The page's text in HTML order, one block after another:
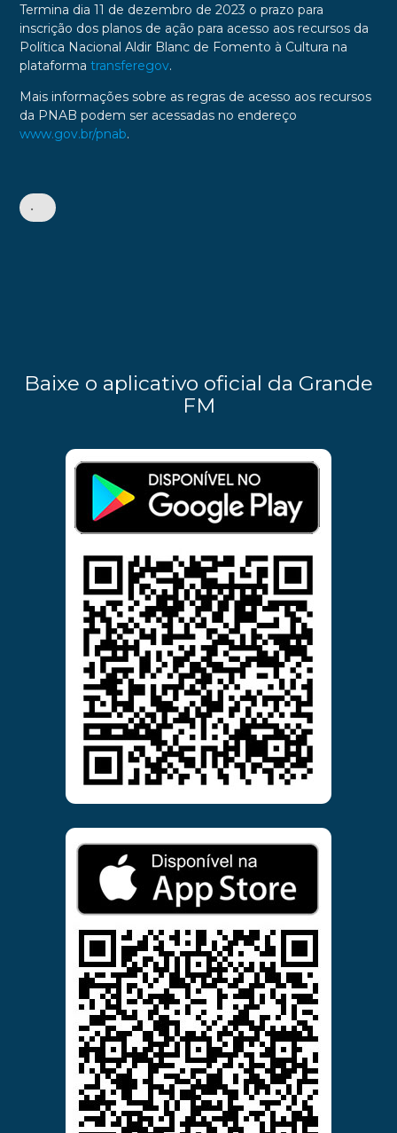
Termina dia 11 de dezembro de 2023 o prazo para
inscrição dos planos de ação para acesso aos recursos da
Política Nacional Aldir Blanc de Fomento à Cultura na
plataforma transferegov.
Mais informações sobre as regras de acesso aos recursos
da PNAB podem ser acessadas no endereço
www.gov.br/pnab.
•
Baixe o aplicativo oficial da Grande
FM